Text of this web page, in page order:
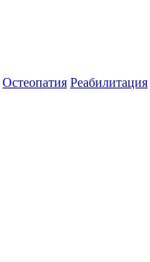
Остеопатия Реабилитация